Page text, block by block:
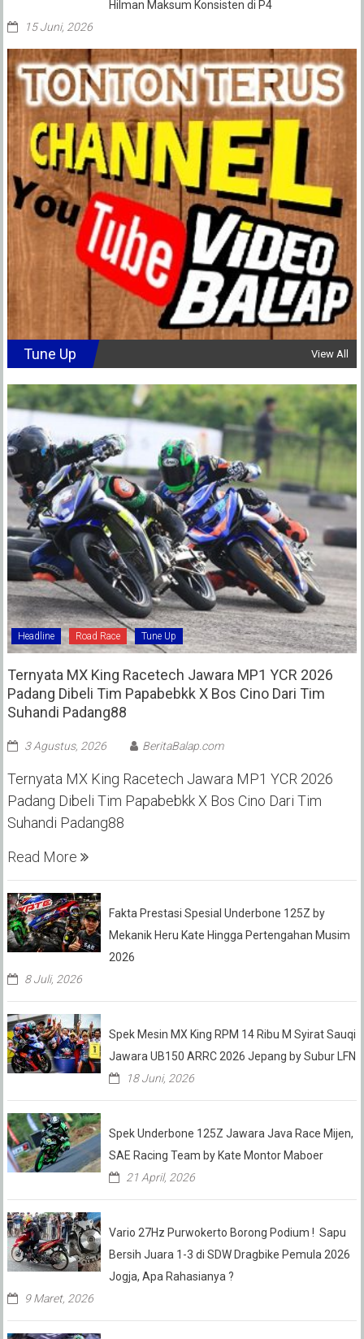
Hilman Maksum Konsisten di P4
15 Juni, 2026
Tune Up View All
Headline Road Race Tune Up
Ternyata MX King Racetech Jawara MP1 YCR 2026
Padang Dibeli Tim Papabebkk X Bos Cino Dari Tim
Suhandi Padang88
3 Agustus, 2026 BeritaBalap.com
Ternyata MX King Racetech Jawara MP1 YCR 2026
Padang Dibeli Tim Papabebkk X Bos Cino Dari Tim
Suhandi Padang88
Read More
Fakta Prestasi Spesial Underbone 125Z by
Mekanik Heru Kate Hingga Pertengahan Musim
2026
8 Juli, 2026
Spek Mesin MX King RPM 14 Ribu M Syirat Sauqi
Jawara UB150 ARRC 2026 Jepang by Subur LFN
18 Juni, 2026
Spek Underbone 125Z Jawara Java Race Mijen,
SAE Racing Team by Kate Montor Maboer
21 April, 2026
Vario 27Hz Purwokerto Borong Podium ! Sapu
Bersih Juara 1-3 di SDW Dragbike Pemula 2026
Jogja, Apa Rahasianya ?
9 Maret, 2026